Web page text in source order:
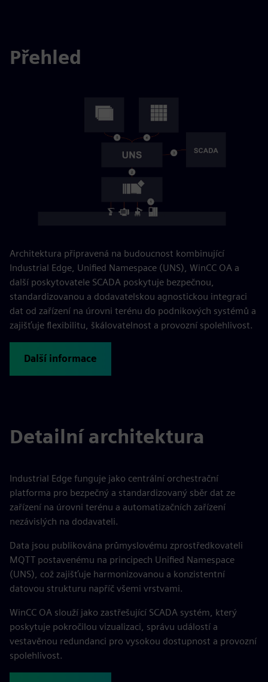
Přehled
Architektura připravená na budoucnost kombinující
Industrial Edge, Unified Namespace (UNS), WinCC OA a
další poskytovatele SCADA poskytuje bezpečnou,
standardizovanou a dodavatelskou agnostickou integraci
dat od zařízení na úrovni terénu do podnikových systémů a
zajišťuje flexibilitu, škálovatelnost a provozní spolehlivost.
Další informace
Detailní architektura
Industrial Edge funguje jako centrální orchestrační
platforma pro bezpečný a standardizovaný sběr dat ze
zařízení na úrovni terénu a automatizačních zařízení
nezávislých na dodavateli.
Data jsou publikována průmyslovému zprostředkovateli
MQTT postavenému na principech Unified Namespace
(UNS), což zajišťuje harmonizovanou a konzistentní
datovou strukturu napříč všemi vrstvami.
WinCC OA slouží jako zastřešující SCADA systém, který
poskytuje pokročilou vizualizaci, správu událostí a
vestavěnou redundanci pro vysokou dostupnost a provozní
spolehlivost.